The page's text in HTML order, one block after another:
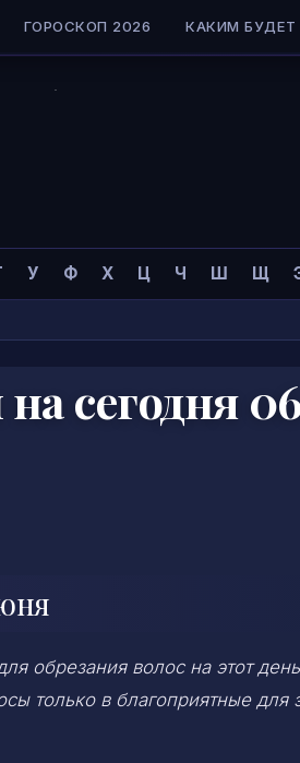
ГОРОСКОП 2026 КАКИМ БУДЕТ
У Ф Х Ц Ч Ш Щ
сегодня
обрезания волос на этот
только в благоприятные для